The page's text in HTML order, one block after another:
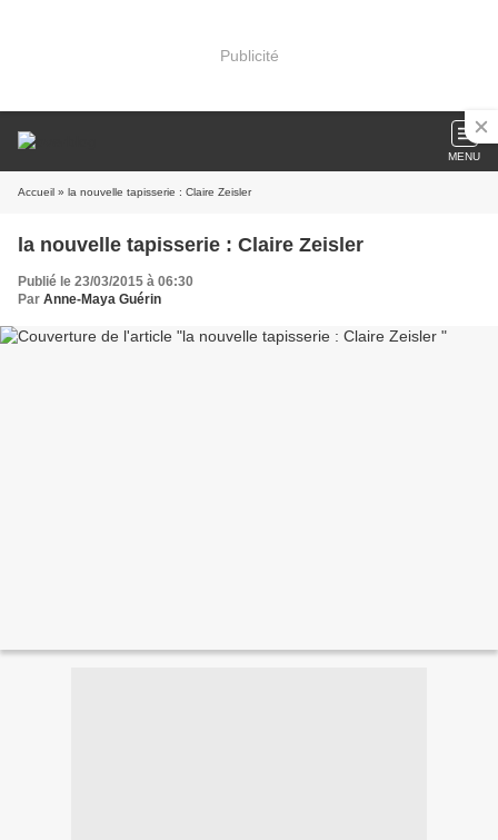
Publicité
MENU
Accueil » la nouvelle tapisserie : Claire Zeisler
la nouvelle tapisserie : Claire Zeisler
Publié le 23/03/2015 à 06:30
Par Anne-Maya Guérin